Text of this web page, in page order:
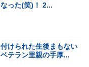
った(笑)！ 2...
けられた生後まもない
テラン里親の手厚...